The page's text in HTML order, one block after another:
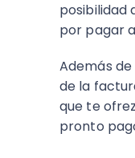
posibilidad
por pagar
Además
de la
que te
pronto